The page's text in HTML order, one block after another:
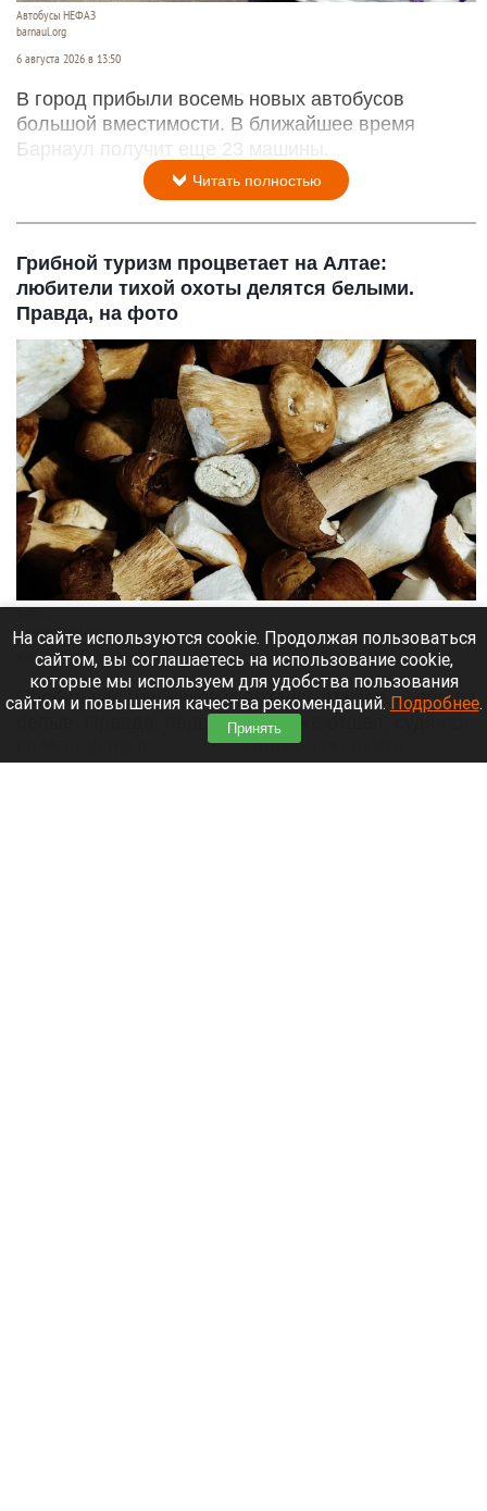
человек
Автобусы НЕФАЗ
barnaul.org
6 августа 2026 в 13:50
В город прибыли восемь новых автобусов
большой вместимости. В ближайшее время
Барнаул получит еще 23 машины.
Читать полностью
Грибной туризм процветает на Алтае:
любители тихой охоты делятся белыми.
Правда, на фото
На сайте используются cookie. Продолжая пользоваться
сайтом, вы соглашаетесь на использование cookie,
которые мы используем для удобства пользования
сайтом и повышения качества рекомендаций. Подробнее.
Принять